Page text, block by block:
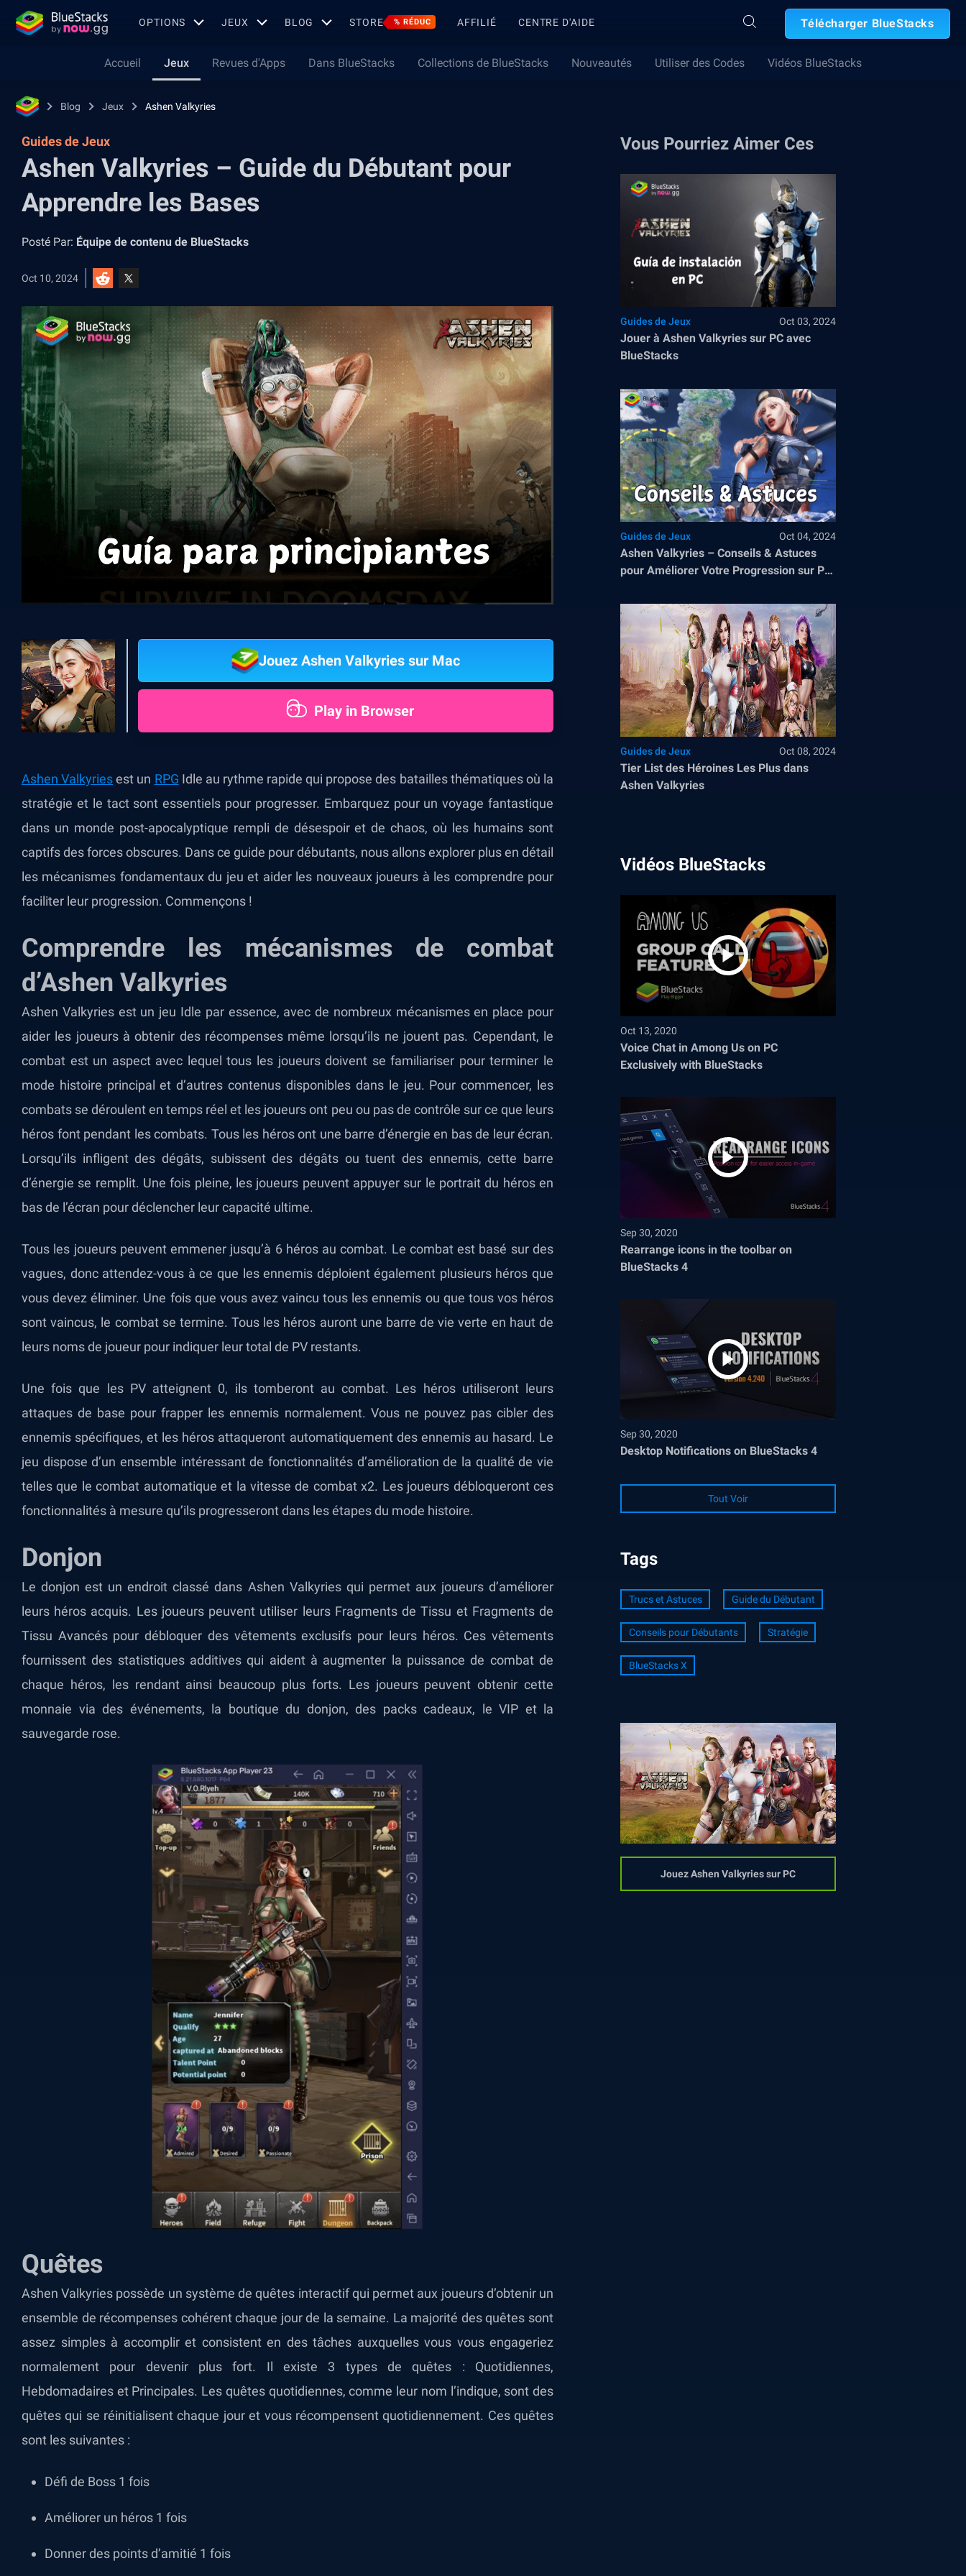
OPTIONS JEUX BLOG STORE % RÉDUC AFFILIÉ CENTRE D'AIDE Télécharger BlueStacks
Accueil Jeux Revues d'Apps Dans BlueStacks Collections de BlueStacks Nouveautés Utiliser des Codes Vidéos BlueStacks
Blog Jeux Ashen Valkyries
Guides de Jeux
Ashen Valkyries – Guide du Débutant pour
Apprendre les Bases
Posté Par: Équipe de contenu de BlueStacks
Oct 10, 2024
Jouez Ashen Valkyries sur Mac
Play in Browser
Ashen Valkyriesest un RPG Idle au rythme rapide qui propose des batailles thématiques où la
stratégie et le tact sont essentiels pour progresser. Embarquez pour un voyage fantastique
dans un monde post-apocalyptique rempli de désespoir et de chaos, où les humains sont
captifs des forces obscures. Dans ce guide pour débutants, nous allons explorer plus en détail
les mécanismes fondamentaux du jeu et aider les nouveaux joueurs à les comprendre pour
faciliter leur progression. Commençons !
Comprendre les mécanismes de combat
d’Ashen Valkyries
Ashen Valkyries est un jeu Idle par essence, avec de nombreux mécanismes en place pour
aider les joueurs à obtenir des récompenses même lorsqu’ils ne jouent pas. Cependant, le
combat est un aspect avec lequel tous les joueurs doivent se familiariser pour terminer le
mode histoire principal et d’autres contenus disponibles dans le jeu. Pour commencer, les
combats se déroulent en temps réel et les joueurs ont peu ou pas de contrôle sur ce que leurs
héros font pendant les combats. Tous les héros ont une barre d’énergie en bas de leur écran.
Lorsqu’ils infligent des dégâts, subissent des dégâts ou tuent des ennemis, cette barre
d’énergie se remplit. Une fois pleine, les joueurs peuvent appuyer sur le portrait du héros en
bas de l’écran pour déclencher leur capacité ultime.
Tous les joueurs peuvent emmener jusqu’à 6 héros au combat. Le combat est basé sur des
vagues, donc attendez-vous à ce que les ennemis déploient également plusieurs héros que
vous devez éliminer. Une fois que vous avez vaincu tous les ennemis ou que tous vos héros
sont vaincus, le combat se termine. Tous les héros auront une barre de vie verte en haut de
leurs noms de joueur pour indiquer leur total de PV restants.
Une fois que les PV atteignent 0, ils tomberont au combat. Les héros utiliseront leurs
attaques de base pour frapper les ennemis normalement. Vous ne pouvez pas cibler des
ennemis spécifiques, et les héros attaqueront automatiquement des ennemis au hasard. Le
jeu dispose d’un ensemble intéressant de fonctionnalités d’amélioration de la qualité de vie
telles que le combat automatique et la vitesse de combat x2. Les joueurs débloqueront ces
fonctionnalités à mesure qu’ils progresseront dans les étapes du mode histoire.
Donjon
Le donjon est un endroit classé dans Ashen Valkyries qui permet aux joueurs d’améliorer
leurs héros acquis. Les joueurs peuvent utiliser leurs Fragments de Tissu et Fragments de
Tissu Avancés pour débloquer des vêtements exclusifs pour leurs héros. Ces vêtements
fournissent des statistiques additives qui aident à augmenter la puissance de combat de
chaque héros, les rendant ainsi beaucoup plus forts. Les joueurs peuvent obtenir cette
monnaie via des événements, la boutique du donjon, des packs cadeaux, le VIP et la
sauvegarde rose.
Quêtes
Ashen Valkyries possède un système de quêtes interactif qui permet aux joueurs d’obtenir un
ensemble de récompenses cohérent chaque jour de la semaine. La majorité des quêtes sont
assez simples à accomplir et consistent en des tâches auxquelles vous vous engageriez
normalement pour devenir plus fort. Il existe 3 types de quêtes : Quotidiennes,
Hebdomadaires et Principales. Les quêtes quotidiennes, comme leur nom l’indique, sont des
quêtes qui se réinitialisent chaque jour et vous récompensent quotidiennement. Ces quêtes
sont les suivantes :
Défi de Boss 1 fois
Améliorer un héros 1 fois
Donner des points d’amitié 1 fois
Vous Pourriez Aimer Ces
Guides de Jeux Oct 03, 2024
Jouer à Ashen Valkyries sur PC avec
BlueStacks
Guides de Jeux Oct 04, 2024
Ashen Valkyries – Conseils & Astuces
pour Améliorer Votre Progression sur PC
Guides de Jeux Oct 08, 2024
Tier List des Héroines Les Plus dans
Ashen Valkyries
Vidéos BlueStacks
Oct 13, 2020
Voice Chat in Among Us on PC
Exclusively with BlueStacks
Sep 30, 2020
Rearrange icons in the toolbar on
BlueStacks 4
Sep 30, 2020
Desktop Notifications on BlueStacks 4
Tout Voir
Tags
Trucs et Astuces Guide du Débutant
Conseils pour Débutants Stratégie
BlueStacks X
Jouez Ashen Valkyries sur PC